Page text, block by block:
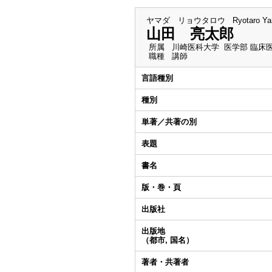
ヤマダ リョウタロウ Ryotaro
山田 亮太郎
所属
川崎医科大学 医学部 臨床
職種
講師
言語種別
種別
単著／共著の別
表題
書名
版・巻・頁
出版社
出版地
（都市, 国名）
著者・共著者